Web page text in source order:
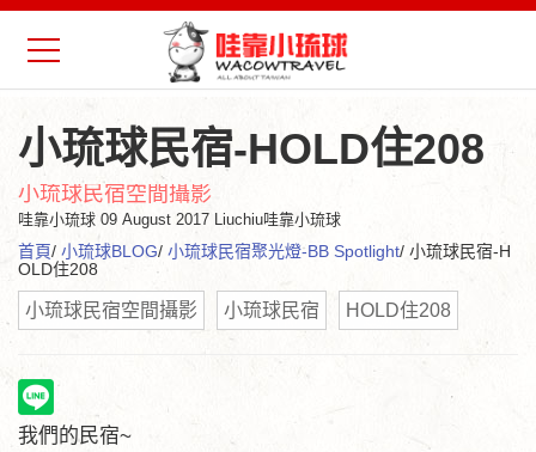
小琉球民宿-HOLD住208
小琉球民宿空間攝影
哇靠小琉球 09 August 2017 Liuchiu哇靠小琉球
首頁/ 小琉球BLOG/ 小琉球民宿聚光燈-BB Spotlight/ 小琉球民宿-H
OLD住208
小琉球民宿空間攝影 小琉球民宿 HOLD住208
我們的民宿~